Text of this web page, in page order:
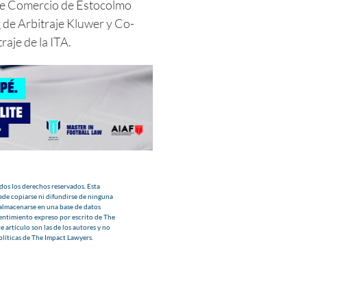
Comercio de Estocolmo
de Arbitraje Kluwer y Co-
de la ITA.
los derechos reservados. Esta
copiarse ni difundirse de ninguna
en una base de datos
expreso por escrito de The
artículo son las de los autores y no
de The Impact Lawyers.